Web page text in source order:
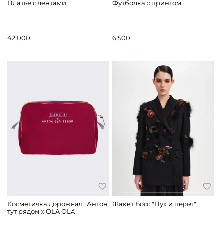
Платье с лентами
42 000
Футболка с принтом
6 500
Косметичка дорожная "Антон
тут рядом х OLA OLA"
Жакет Босс "Пух и перья"